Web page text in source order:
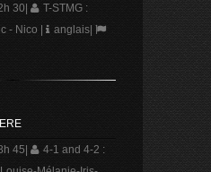
30
T-STMG :
- Nico
anglais|
45
4-1 and 4-2 :